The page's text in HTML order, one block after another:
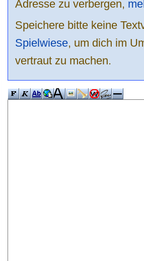
Adresse zu verbergen,
Speichere bitte keine
Spielwiese, um dich im
vertraut zu machen.